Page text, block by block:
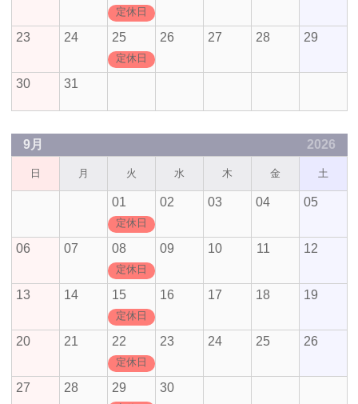
定休日
23 24 25
定休日
26 27 28 29
30 31
9月 2026
日 月 火 水 木 金 土
01
定休日
02 03 04 05
06 07 08
定休日
09 10 11 12
13 14 15
定休日
16 17 18 19
20 21 22
定休日
23 24 25 26
27 28 29 30